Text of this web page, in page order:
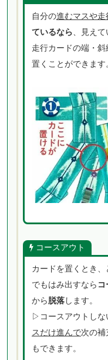
自分の進むマスや走
ているなら 、見え
走行カードの端・
置くことができます
コースアウト
カードを置くとき
でもはみ出すなら コ
から脱落します。
▷コースアウトしな
スだけ進んで次の補
もできます。